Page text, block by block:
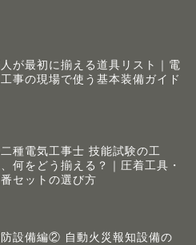
が最初に揃える道具リスト｜電
事の現場で使う基本装備ガイド
種電気工事士 技能試験の工
何をどう揃える？｜圧着工具・
セットの選び方
設備編② 自動火災報知設備の